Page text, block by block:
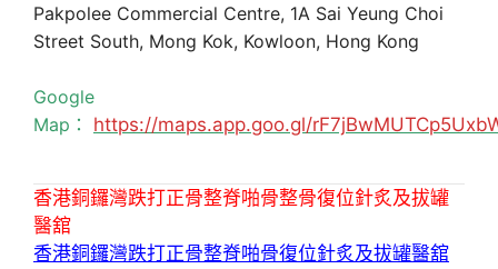
Pakpolee Commercial Centre, 1A Sai Yeung Choi
Street South, Mong Kok, Kowloon, Hong Kong
Google
Map： https://maps.app.goo.gl/
香港銅鑼灣跌打正骨整脊啪骨整骨復位針炙及拔罐
醫舘
香港銅鑼灣跌打正骨整脊啪骨復位針炙及拔罐醫舘